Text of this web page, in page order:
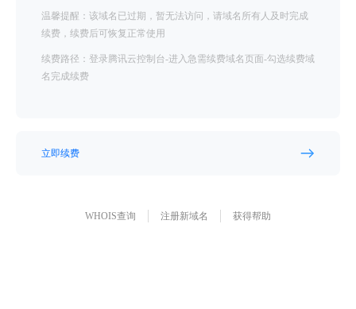
温馨提醒：该域名已过期，暂无法访问，请域名所有人及时完成
续费，续费后可恢复正常使用
续费路径：登录腾讯云控制台-进入急需续费域名页面-勾选续费域
名完成续费
立即续费
WHOIS查询 注册新域名 获得帮助